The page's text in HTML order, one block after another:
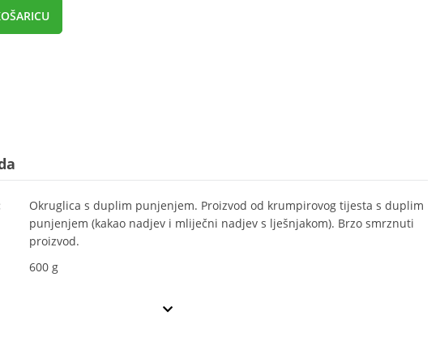
Okruglica s duplim punjenjem. Proizvod od krumpirovog tijesta s duplim
punjenjem (kakao nadjev i mliječni nadjev s lješnjakom). Brzo smrznuti
proizvod.
600 g